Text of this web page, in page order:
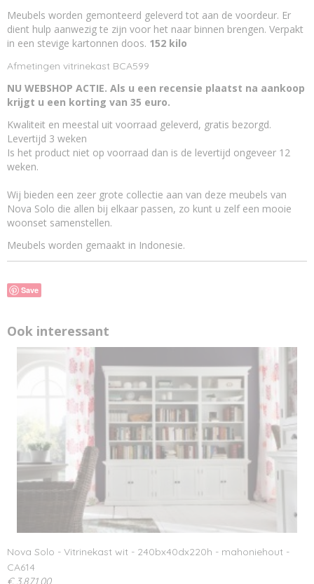
Meubels worden gemonteerd geleverd tot aan de voordeur. Er
dient hulp aanwezig te zijn voor het naar binnen brengen. Verpakt
in een stevige kartonnen doos. 152 kilo
Afmetingen vitrinekast BCA599
NU WEBSHOP ACTIE. Als u een recensie plaatst na aankoop
krijgt u een korting van 35 euro.
Kwaliteit en meestal uit voorraad geleverd, gratis bezorgd.
Levertijd 3 weken
Is het product niet op voorraad dan is de levertijd ongeveer 12
weken.
Wij bieden een zeer grote collectie aan van deze meubels van
Nova Solo die allen bij elkaar passen, zo kunt u zelf een mooie
woonset samenstellen.
Meubels worden gemaakt in Indonesie.
Save
Ook interessant
Nova Solo - Vitrinekast wit - 240bx40dx220h - mahoniehout -
CA614
€ 3.871,00